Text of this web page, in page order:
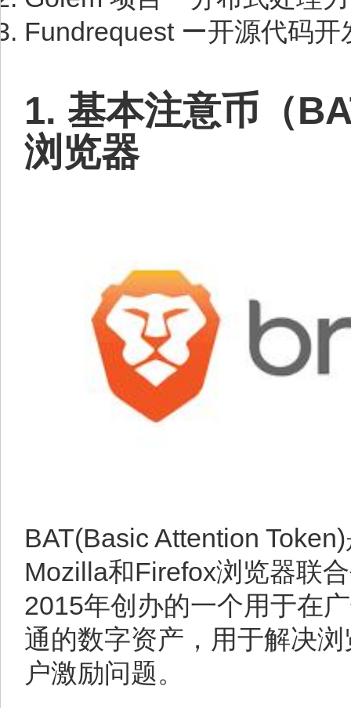
Fundrequest ー开源代码开
1. 基本注意币（
浏览器
BAT(Basic Attention
Mozilla和Firefox浏览器联
2015年创办的一个用于在
通的数字资产，用于解决
户激励问题。